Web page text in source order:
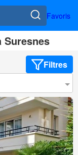
Favoris
Suresnes
Filtres